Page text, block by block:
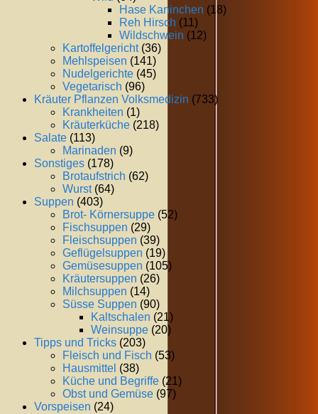
Hase Kaninchen (18)
Reh Hirsch (11)
Wildschwein (12)
Kartoffelgericht(36)
Mehlspeisen (141)
Nudelgerichte (45)
Vegetarisch (96)
Kräuter Pflanzen Volksmedizin (733)
Krankheiten (1)
Kräuterküche (218)
Salate (113)
Marinaden (9)
Sonstiges (178)
Brotaufstrich (62)
Wurst(64)
Suppen (403)
Brot- Körnersuppe (52)
Fischsuppen (29)
Fleischsuppen (39)
Geflügelsuppen (19)
Gemüsesuppen (105)
Kräutersuppen (26)
Milchsuppen (14)
Süsse Suppen (90)
Kaltschalen (21)
Weinsuppe (20)
Tipps und Tricks (203)
Fleisch und Fisch (53)
Hausmittel (38)
Küche und Begriffe (21)
Obst und Gemüse (97)
Vorspeisen (24)